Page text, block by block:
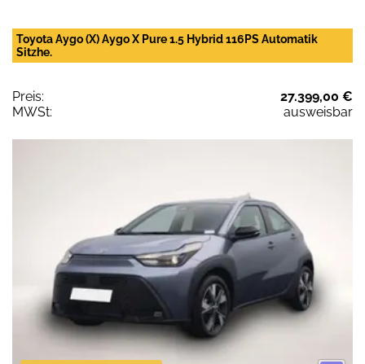
Toyota Aygo (X) Aygo X Pure 1.5 Hybrid 116PS Automatik
Sitzhe.
Preis:
27.399,00 €
MWSt:
ausweisbar